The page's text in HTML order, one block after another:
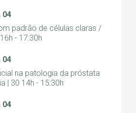
04
padrão de células claras /
- 17:30h
04
na patologia da próstata
| 30 14h - 15:30h
04